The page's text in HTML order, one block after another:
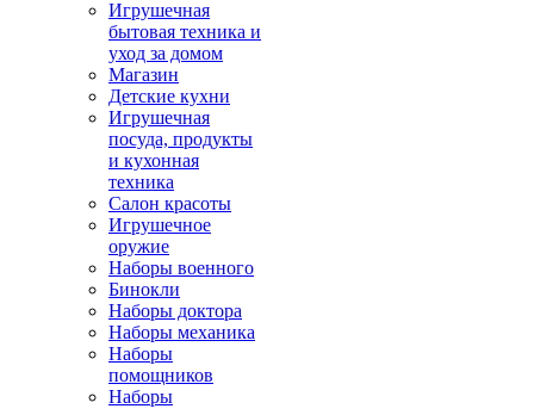
Игрушечная
бытовая техника и
уход за домом
Магазин
Детские кухни
Игрушечная
посуда, продукты
и кухонная
техника
Салон красоты
Игрушечное
оружие
Наборы военного
Бинокли
Наборы доктора
Наборы механика
Наборы
помощников
Наборы